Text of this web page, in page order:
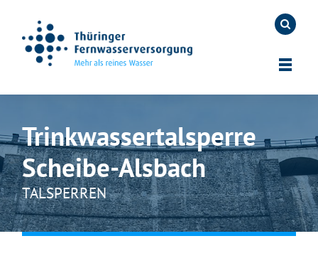
Trinkwassertalsperre
Scheibe-Alsbach
TALSPERREN